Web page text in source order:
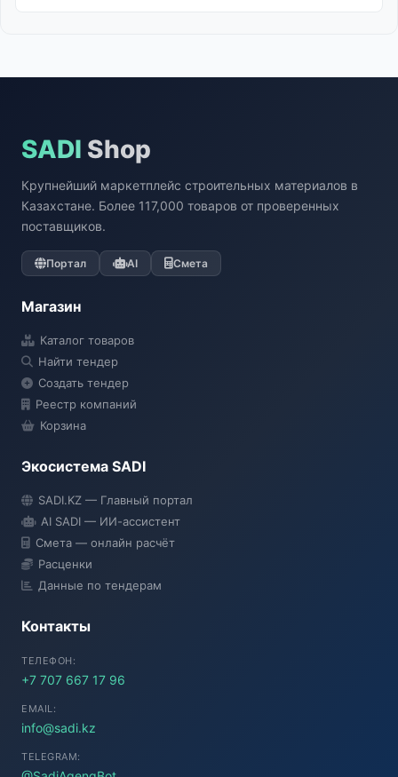
SADI Shop
Крупнейший маркетплейс строительных материалов в
Казахстане. Более 117,000 товаров от проверенных
поставщиков.
Портал AI Смета
Магазин
Каталог товаров
Найти тендер
Создать тендер
Реестр компаний
Корзина
Экосистема SADI
SADI.KZ — Главный портал
AI SADI — ИИ-ассистент
Смета — онлайн расчёт
Расценки
Данные по тендерам
Контакты
ТЕЛЕФОН:
+7 707 667 17 96
EMAIL:
info@sadi.kz
TELEGRAM:
● Подключение...